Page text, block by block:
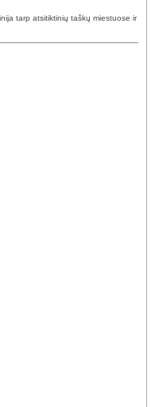
tarp atsitiktinių taškų miestuose ir